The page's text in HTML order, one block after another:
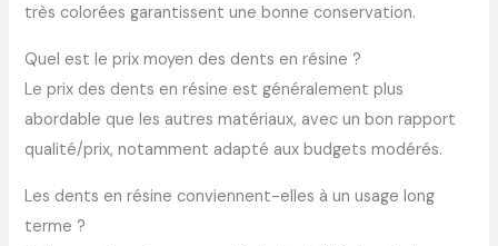
très colorées garantissent une bonne conservation.
Quel est le prix moyen des dents en résine ?
Le prix des dents en résine est généralement plus
abordable que les autres matériaux, avec un bon rapport
qualité/prix, notamment adapté aux budgets modérés.
Les dents en résine conviennent-elles à un usage long
terme ?